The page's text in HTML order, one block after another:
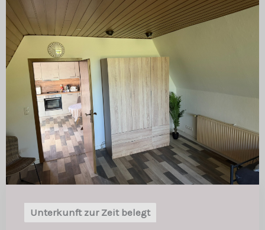
Unterkunft zur Zeit belegt